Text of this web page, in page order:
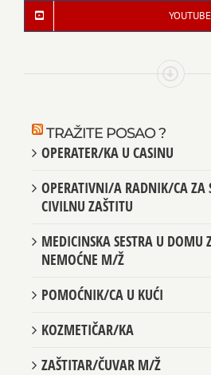
TWITER
OPERATER/KA U CASINU
CIVILNU ZAŠTITU
NEMOĆNE M/Ž
POMOĆNIK/CA U KUĆI
KOZMETIČAR/KA